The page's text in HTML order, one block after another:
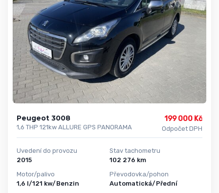
Peugeot 3008
1,6 THP 121kw ALLURE GPS PANORAMA
199 000 Kč
Odpočet DPH
Uvedení do provozu
2015
Motor/palivo
1,6 l/121 kw/Benzin
Stav tachometru
102 276 km
Převodovka/pohon
Automatická/Přední